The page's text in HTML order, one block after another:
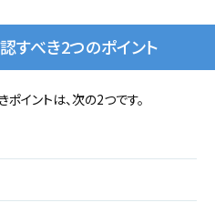
すべき2つのポイント
イントは、次の2つです。